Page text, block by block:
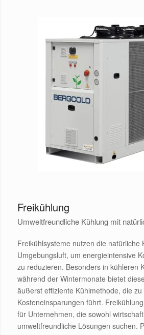
Freikühlung
Umweltfreundliche Kühlung mit
Freikühlsysteme nutzen die natürliche
Umgebungsluft, um energieintensive
zu reduzieren. Besonders in kühleren
während der Wintermonate bietet
äußerst effiziente Kühlmethode, die
Kosteneinsparungen führt.
für Unternehmen, die sowohl
umweltfreundliche Lösungen suchen.